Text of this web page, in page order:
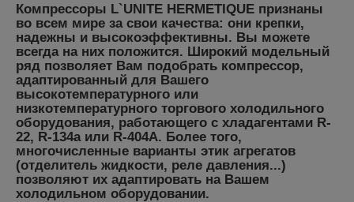
Компрессоры L`UNITE HERMETIQUE признаны
во всем мире за свои качества: они крепки,
надежны и высокоэффективны. Вы можете
всегда на них положится. Широкий модельный
ряд позволяет Вам подобрать компрессор,
адаптированный для Вашего
высокотемпературного или
низкотемпературного торгового холодильного
оборудования, работающего c хладагентами R-
22, R-134а или R-404А. Более того,
многочисленные варианты этик агрегатов
(отделитель жидкости, реле давления...)
позволяют их адаптировать на Вашем
холодильном оборудовании.